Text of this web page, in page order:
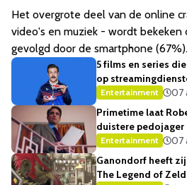
Het overgrote deel van de online
video's en muziek - wordt bekeken
gevolgd door de smartphone (67%).
5 films en series
op
Entertainment
07
Primetime laat
duistere pedojager
Entertainment
07
Ganondorf heeft
The Legend of